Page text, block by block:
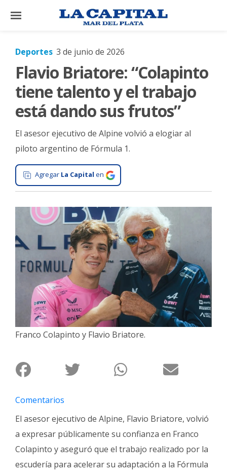
×
El
País
Mundo
La
Zona
Cultura
Tecnología
Salud
Interés
General
La
Deportes
y
Policiales
Cartelera
Fotos
Familia
Clasificados
Fúnebres
Deportes 3 de junio de 2026
Flavio Briatore: “Colapinto
tiene talento y el trabajo
está dando sus frutos”
El asesor ejecutivo de Alpine volvió a elogiar al
piloto argentino de Fórmula 1.
Agregar La Capital en
Franco Colapinto y Flavio Briatore.
Comentarios
El asesor ejecutivo de Alpine, Flavio Briatore, volvió
a expresar públicamente su confianza en Franco
Colapinto y aseguró que el trabajo realizado por la
escudería para acelerar su adaptación a la Fórmula